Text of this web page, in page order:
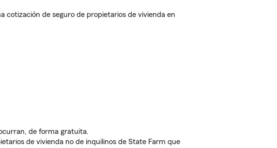
cotización de seguro de propietarios de vivienda en
de forma gratuita.
de vivienda no de inquilinos de State Farm que